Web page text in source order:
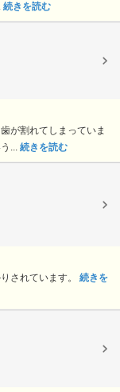
続きを読む
が割れてしまっていま
... 続きを読む
されています。 続きを